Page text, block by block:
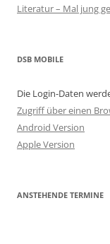
Literatur – Mal jung
DSB MOBILE
Die Login-Daten
Zugriff über einen
Android Version
Apple Version
ANSTEHENDE TERMINE